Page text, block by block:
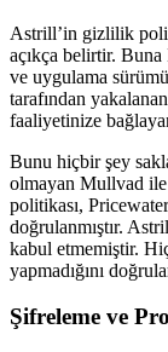
Astrill’in gizlilik
açıkça belirtir. Buna
ve uygulama
tarafından
faaliyetinize
Bunu hiçbir şey
olmayan Mullvad ile
politikası,
doğrulanmıştır.
kabul etmemiştir.
yapmadığını
Şifreleme ve